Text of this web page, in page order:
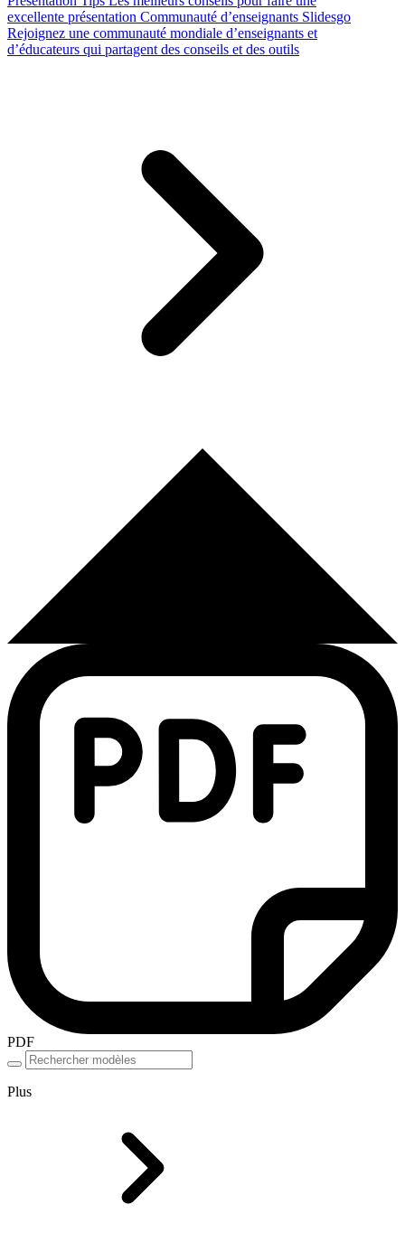
excellente présentation Communauté d’enseignants Slidesgo
Rejoignez une communauté mondiale d’enseignants et
d’éducateurs qui partagent des conseils et des outils
PDF
Plus